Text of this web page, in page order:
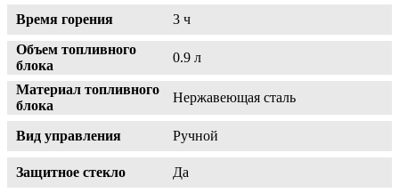
Время горения
3 ч
Объем топливного
блока
0.9 л
Материал топливного
блока
Нержавеющая сталь
Вид управления Ручной
Защитное стекло
Да